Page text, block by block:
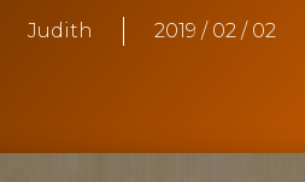
Judith 2019 / 02 / 02